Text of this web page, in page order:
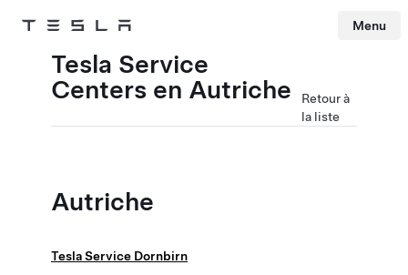
Tesla Menu
Tesla Service
Centers en Autriche
Retour à
la liste
Autriche
Tesla Service Dornbirn